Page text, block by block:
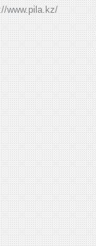
www.pila.kz/